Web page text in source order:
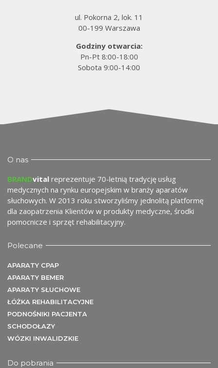
ul. Pokorna 2, lok. 11
00-199 Warszawa
Godziny otwarcia:
Pn-Pt 8:00-18:00
Sobota 9:00-14:00
O nas
BRANDvital reprezentuje 70-letnią tradycję usług
medycznych na rynku europejskim w branży aparatów
słuchowych. W 2013 roku stworzyliśmy jednolitą platformę
dla zaopatrzenia Klientów w produkty medyczne, środki
pomocnicze i sprzęt rehabilitacyjny.
Polecane
APARATY CPAP
APARATY BEMER
APARATY SŁUCHOWE
ŁÓŻKA REHABILITACYJNE
PODNOŚNIKI PACJENTA
SCHODOŁAZY
WÓZKI INWALIDZKIE
Do pobrania